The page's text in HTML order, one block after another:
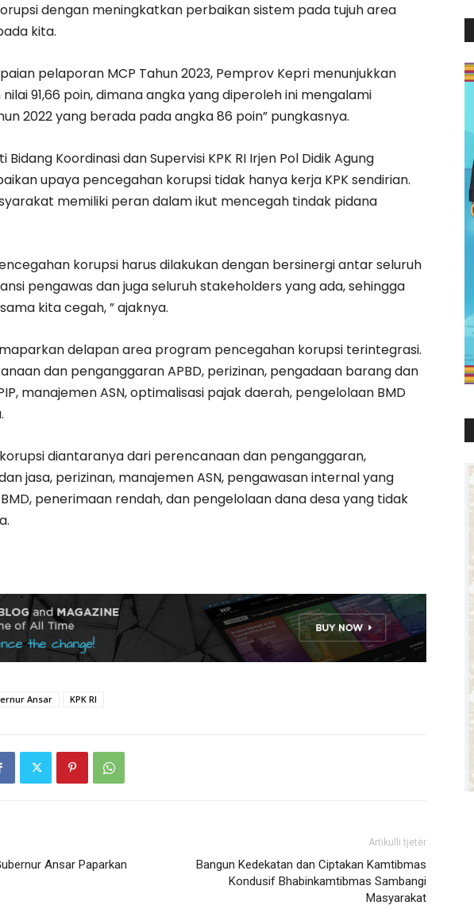
dengan meningkatkan perbaikan sistem pada tujuh area
kita.
pelaporan MCP Tahun 2023, Pemprov Kepri menunjukkan
91,66 poin, dimana angka yang diperoleh ini mengalami
2022 yang berada pada angka 86 poin” pungkasnya.
Koordinasi dan Supervisi KPK RI Irjen Pol Didik Agung
upaya pencegahan korupsi tidak hanya kerja KPK sendirian.
memiliki peran dalam ikut mencegah tindak pidana
korupsi harus dilakukan dengan bersinergi antar seluruh
pengawas dan juga seluruh stakeholders yang ada, sehingga
kita cegah, ” ajaknya.
delapan area program pencegahan korupsi terintegrasi.
dan penganggaran APBD, perizinan, pengadaan barang dan
manajemen ASN, optimalisasi pajak daerah, pengelolaan BMD
diantaranya dari perencanaan dan penganggaran,
jasa, perizinan, manajemen ASN, pengawasan internal yang
penerimaan rendah, dan pengelolaan dana desa yang tidak
Ansar KPK RI
Ansar Paparkan
Artikulli tjetër
Bangun Kedekatan dan Ciptakan Kamtibmas
Kondusif Bhabinkamtibmas Sambangi
Masyarakat